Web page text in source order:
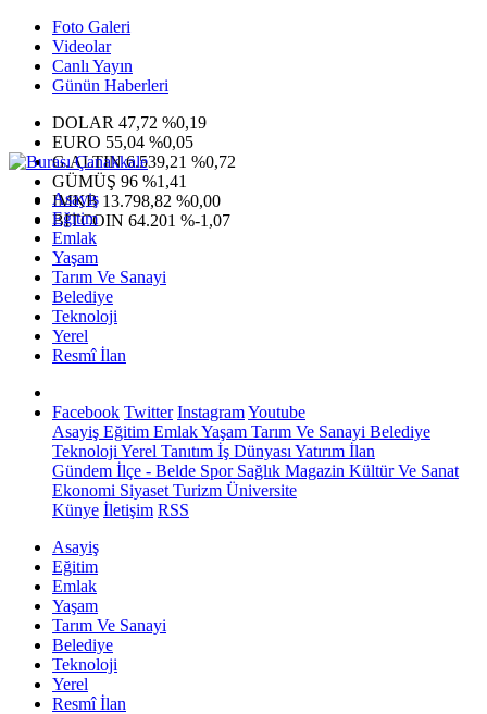
Foto Galeri
Videolar
Canlı Yayın
Günün Haberleri
DOLAR 47,72 %0,19
EURO 55,04 %0,05
G.ALTIN6.539,21 %0,72
GÜMÜŞ 96 %1,41
IMKB 13.798,82 %0,00
BITCOIN 64.201 %-1,07
Asayiş
Eğitim
Emlak
Yaşam
Tarım Ve Sanayi
Belediye
Teknoloji
Yerel
Resmî İlan
Facebook Twitter InstagramYoutube
Asayiş Eğitim EmlakYaşam Tarım Ve Sanayi Belediye
Teknoloji Yerel Tanıtım İş Dünyası Yatırım İlan
Gündem İlçe - Belde SporSağlık Magazin Kültür Ve Sanat
Ekonomi Siyaset Turizm Üniversite
Künye İletişim RSS
Asayiş
Eğitim
Emlak
Yaşam
Tarım Ve Sanayi
Belediye
Teknoloji
Yerel
Resmî İlan